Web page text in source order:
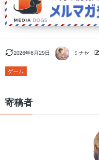
2026年6月29日 ミナセ
ゲーム
寄稿者